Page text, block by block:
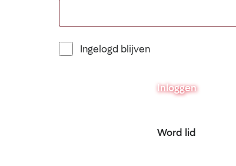
Ingelogd blijven
Inloggen
Word lid